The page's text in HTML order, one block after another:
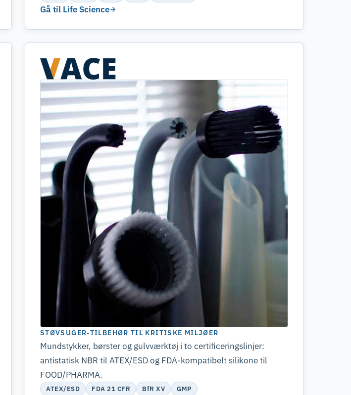
Gå til Life Science
STØVSUGER-TILBEHØR TIL KRITISKE MILJØER
Mundstykker, børster og gulvværktøj i to certificeringslinjer:
antistatisk NBR til ATEX/ESD og FDA-kompatibelt silikone til
FOOD/PHARMA.
ATEX/ESD FDA 21 CFR BfR XV GMP